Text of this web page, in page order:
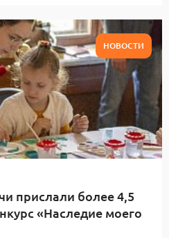
НОВОСТИ
прислали более 4,5
«Наследие моего